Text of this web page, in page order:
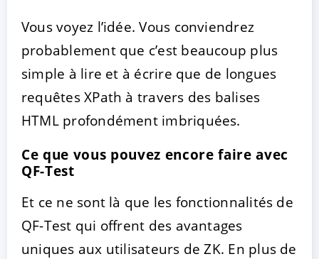
Vous voyez l’idée. Vous conviendrez
probablement que c’est beaucoup plus
simple à lire et à écrire que de longues
requêtes XPath à travers des balises
HTML profondément imbriquées.
Ce que vous pouvez encore faire avec
QF-Test
Et ce ne sont là que les fonctionnalités de
QF-Test qui offrent des avantages
uniques aux utilisateurs de ZK. En plus de